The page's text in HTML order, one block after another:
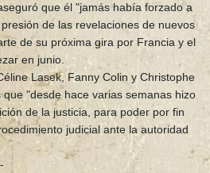
que él "jamás había forzado a
de las revelaciones de nuevos
de su próxima gira por Francia y el
en junio.
Lasek, Fanny Colin y Christophe
"desde hace varias semanas hizo
de la justicia, para poder por fin
judicial ante la autoridad